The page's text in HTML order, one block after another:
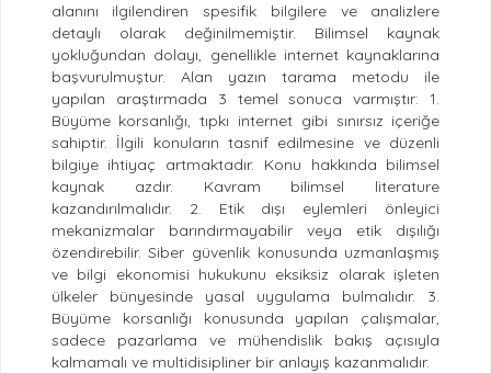
alanını ilgilendiren spesifik bilgilere ve analizlere
detaylı olarak değinilmemiştir. Bilimsel kaynak
yokluğundan dolayı, genellikle internet kaynaklarına
başvurulmuştur. Alan yazın tarama metodu ile
yapılan araştırmada 3 temel sonuca varmıştır: 1.
Büyüme korsanlığı, tıpkı internet gibi sınırsız içeriğe
sahiptir. İlgili konuların tasnif edilmesine ve düzenli
bilgiye ihtiyaç artmaktadır. Konu hakkında bilimsel
kaynak azdır. Kavram bilimsel literature
kazandırılmalıdır. 2. Etik dışı eylemleri önleyici
mekanizmalar barındırmayabilir veya etik dışılığı
özendirebilir. Siber güvenlik konusunda uzmanlaşmış
ve bilgi ekonomisi hukukunu eksiksiz olarak işleten
ülkeler bünyesinde yasal uygulama bulmalıdır. 3.
Büyüme korsanlığı konusunda yapılan çalışmalar,
sadece pazarlama ve mühendislik bakış açısıyla
kalmamalı ve multidisipliner bir anlayış kazanmalıdır.